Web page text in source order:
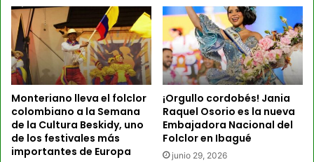
Monteriano lleva el folclor
colombiano a la Semana
de la Cultura Beskidy, uno
de los festivales más
importantes de Europa
¡Orgullo cordobés! Jania
Raquel Osorio es la nueva
Embajadora Nacional del
Folclor en Ibagué
junio 29, 2026